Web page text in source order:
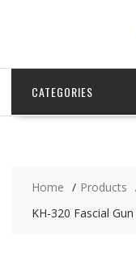
CATEGORIES
Home
Products
KH-320 Fascial